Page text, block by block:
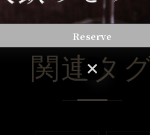
一覧に戻る
関連タグ
Reserve
Reserve